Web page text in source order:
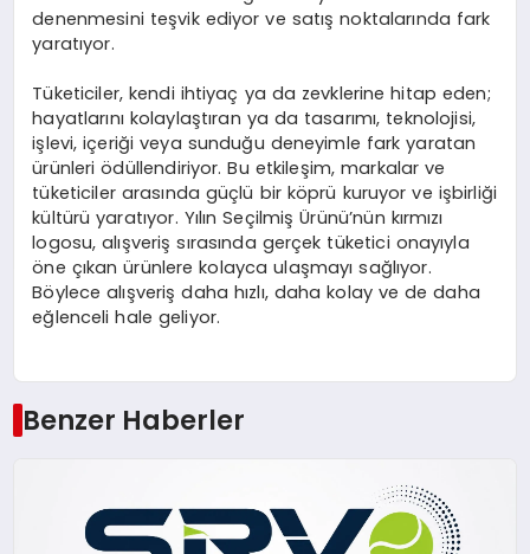
denenmesini teşvik ediyor ve satış noktalarında fark
yaratıyor.
Tüketiciler, kendi ihtiyaç ya da zevklerine hitap eden;
hayatlarını kolaylaştıran ya da tasarımı, teknolojisi,
işlevi, içeriği veya sunduğu deneyimle fark yaratan
ürünleri ödüllendiriyor. Bu etkileşim, markalar ve
tüketiciler arasında güçlü bir köprü kuruyor ve işbirliği
kültürü yaratıyor. Yılın Seçilmiş Ürünü’nün kırmızı
logosu, alışveriş sırasında gerçek tüketici onayıyla
öne çıkan ürünlere kolayca ulaşmayı sağlıyor.
Böylece alışveriş daha hızlı, daha kolay ve de daha
eğlenceli hale geliyor.
Benzer Haberler